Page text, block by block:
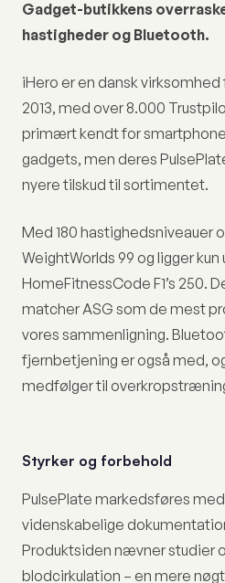
Gadget-butikkens
hastigheder og Bluetooth.
iHero er en dansk virksomhed
2013, med over 8.000
primært kendt for
gadgets, men deres
nyere tilskud til sortimentet.
Med 180 hastighedsniveauer
WeightWorlds 99 og ligger kun
HomeFitnessCode F1’s 250.
matcher ASG som de mest
vores sammenligning.
fjernbetjening er også med,
medfølger til
Styrker og forbehold
PulsePlate markedsføres
videnskabelige
Produktsiden nævner studier
blodcirkulation – en mere